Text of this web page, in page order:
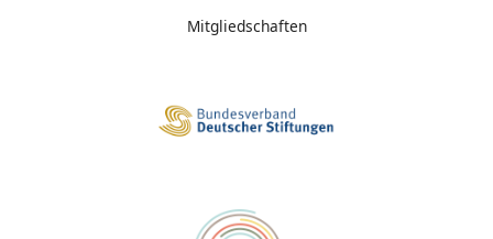
Mitgliedschaften